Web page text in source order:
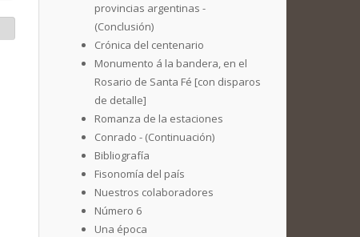
provincias argentinas -
(Conclusión)
Crónica del centenario
Monumento á la bandera, en el
Rosario de Santa Fé [con disparos
de detalle]
Romanza de la estaciones
Conrado - (Continuación)
Bibliografía
Fisonomía del país
Nuestros colaboradores
Número 6
Una época